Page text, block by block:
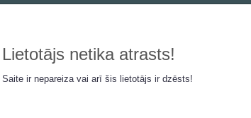
Lietotājs netika atrasts!
Saite ir nepareiza vai arī šis lietotājs ir dzēsts!